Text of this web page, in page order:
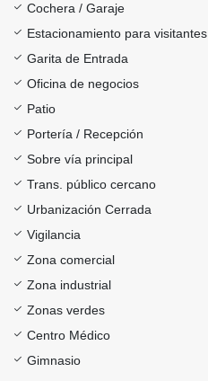
Cochera / Garaje
Estacionamiento para visitantes
Garita de Entrada
Oficina de negocios
Patio
Portería / Recepción
Sobre vía principal
Trans. público cercano
Urbanización Cerrada
Vigilancia
Zona comercial
Zona industrial
Zonas verdes
Centro Médico
Gimnasio